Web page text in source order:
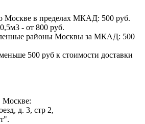
Москве в пределах МКАД: 500 руб.
- от 800 руб.
районы Москвы за МКАД: 500
500 руб к стоимости доставки
Москве:
д. 3, стр 2,